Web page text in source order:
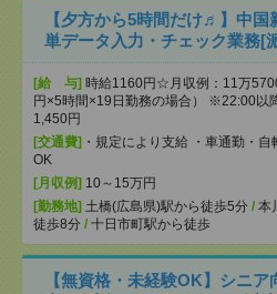
【夕方から5時間だけ♬】中
単データ入力・チェック業務[
[給 与] 時給1160円☆月収例：11万
円×5時間×19日勤務の場合） ※22:00以
1,450円
[交通費] ・規定により支給 ・車通勤・自
OK
[月収例] 10～15万円
[勤務地] 土橋(広島県)駅から徒歩5分 / 本
徒歩8分 / 十日市町駅から徒歩
【無資格・未経験OK】シニ